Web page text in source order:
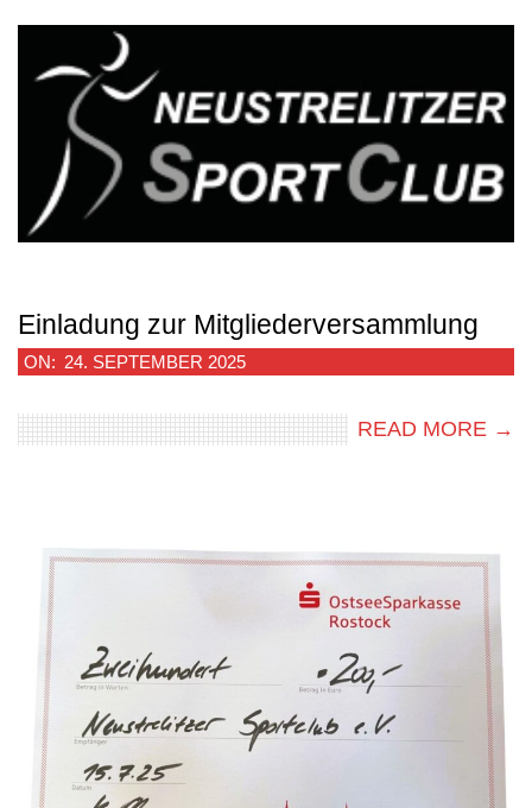
Einladung zur Mitgliederversammlung
2025-
24
ON: 24. SEPTEMBER 2025
READ MORE →